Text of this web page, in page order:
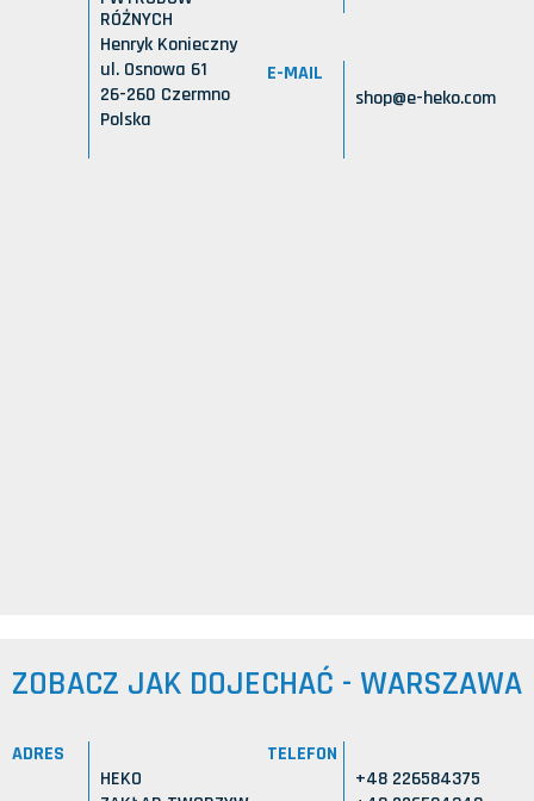
RÓŻNYCH
Henryk Konieczny
ul. Osnowa 61
26-260 Czermno
Polska
E-MAIL
shop@e-heko.com
ZOBACZ JAK DOJECHAĆ - WARSZAWA
ADRES
HEKO
TELEFON
+48 226584375